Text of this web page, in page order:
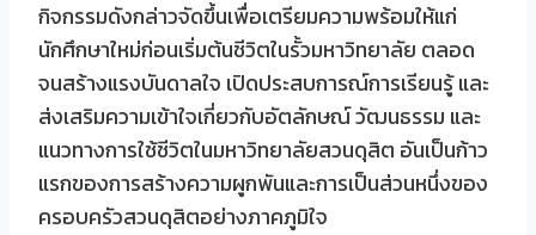
กิจกรรมดังกล่าวจัดขึ้นเพื่อเตรียมความพร้อมให้แก่
นักศึกษาใหม่ก่อนเริ่มต้นชีวิตในรั้วมหาวิทยาลัย ตลอด
จนสร้างแรงบันดาลใจ เปิดประสบการณ์การเรียนรู้ และ
ส่งเสริมความเข้าใจเกี่ยวกับอัตลักษณ์ วัฒนธรรม และ
แนวทางการใช้ชีวิตในมหาวิทยาลัยสวนดุสิต อันเป็นก้าว
แรกของการสร้างความผูกพันและการเป็นส่วนหนึ่งของ
ครอบครัวสวนดุสิตอย่างภาคภูมิใจ